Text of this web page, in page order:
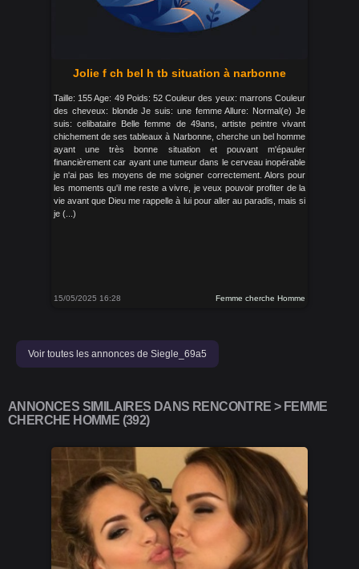
Jolie f ch bel h tb situation à narbonne
Taille: 155 Age: 49 Poids: 52 Couleur des yeux: marrons Couleur
des cheveux: blonde Je suis: une femme Allure: Normal(e) Je
suis: celibataire Belle femme de 49ans, artiste peintre vivant
chichement de ses tableaux à Narbonne, cherche un bel homme
ayant une très bonne situation et pouvant m'épauler
financièrement car ayant une tumeur dans le cerveau inopérable
je n'ai pas les moyens de me soigner correctement. Alors pour
les moments qu'il me reste a vivre, je veux pouvoir profiter de la
vie avant que Dieu me rappelle à lui pour aller au paradis, mais si
je (...)
15/05/2025 16:28 Femme cherche Homme
Voir toutes les annonces de Siegle_69a5
ANNONCES SIMILAIRES DANS RENCONTRE > FEMME
CHERCHE HOMME (392)